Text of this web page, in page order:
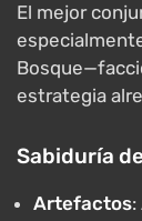
El mejor
estrategia
Sabiduría
Artefactos: